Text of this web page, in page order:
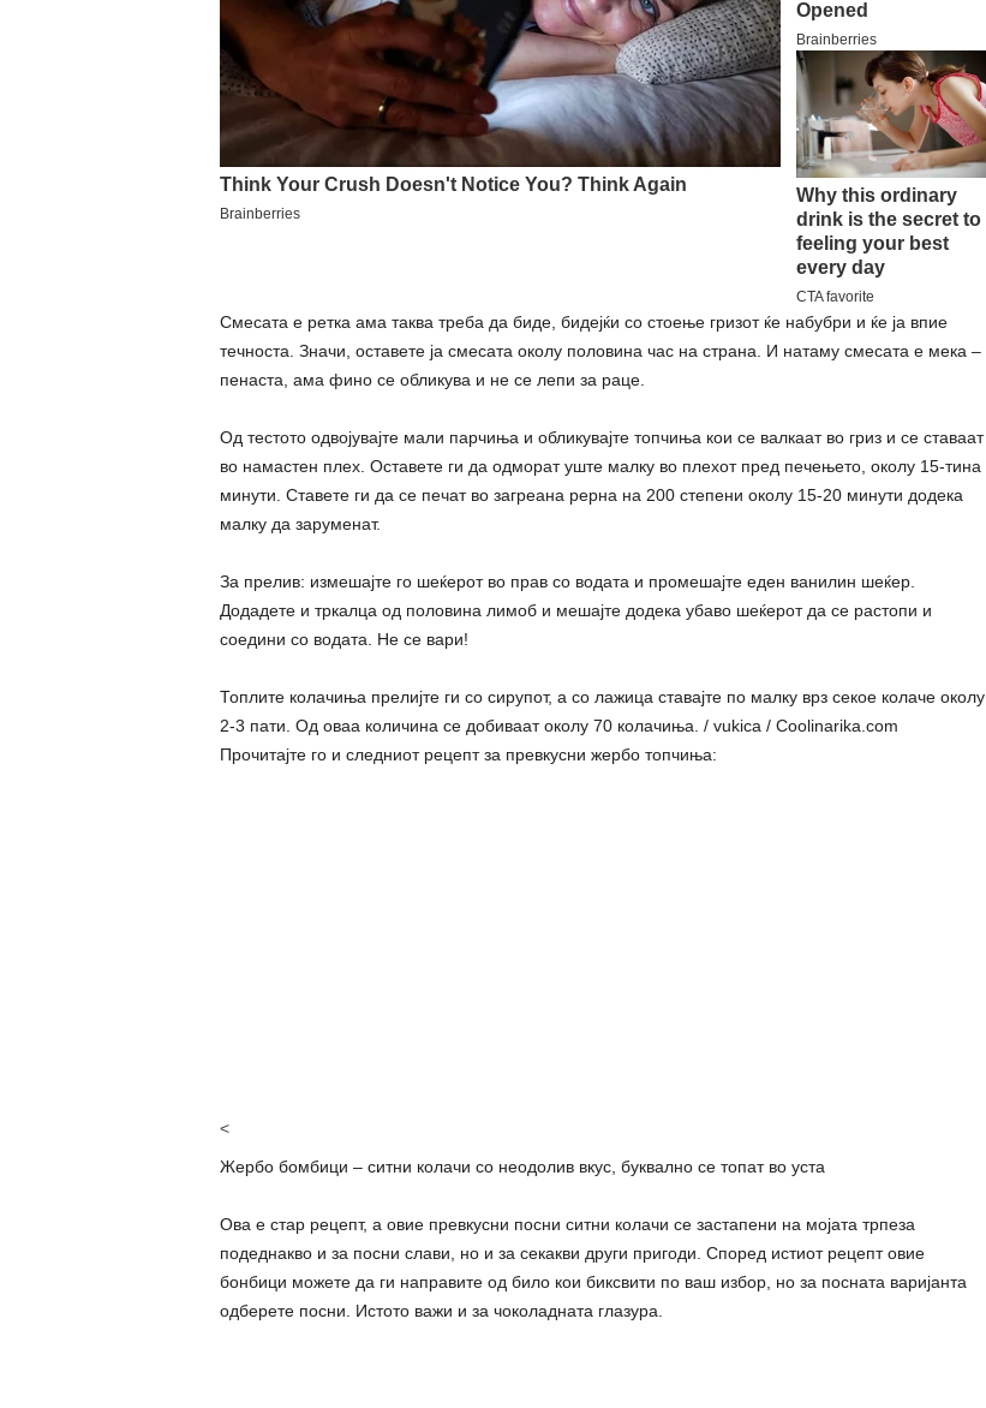
Смесата е ретка ама таква треба да биде, бидејќи со стоење гризот ќе набубри и ќе ја впие
течноста. Значи, оставете ја смесата околу половина час на страна. И натаму смесата е мека –
пенаста, ама фино се обликува и не се лепи за раце.
Од тестото одвојувајте мали парчиња и обликувајте топчиња кои се валкаат во гриз и се ставаат
во намастен плех. Оставете ги да одморат уште малку во плехот пред печењето, околу 15-тина
минути. Ставете ги да се печат во загреана рерна на 200 степени околу 15-20 минути додека
малку да заруменат.
За прелив: измешајте го шеќерот во прав со водата и промешајте еден ванилин шеќер.
Додадете и тркалца од половина лимоб и мешајте додека убаво шеќерот да се растопи и
соедини со водата. Не се вари!
Топлите колачиња прелијте ги со сирупот, а со лажица ставајте по малку врз секое колаче околу
2-3 пати. Од оваа количина се добиваат околу 70 колачиња. / vukica / Сооlinarika.com
Прочитајте го и следниот рецепт за превкусни жербо топчиња:
<
Жербо бомбици – ситни колачи со неодолив вкус, буквално се топат во уста
Ова е стар рецепт, а овие превкусни посни ситни колачи се застапени на мојата трпеза
подеднакво и за посни слави, но и за секакви други пригоди. Според истиот рецепт овие
бонбици можете да ги направите од било кои биксвити по ваш избор, но за посната варијанта
одберете посни. Истото важи и за чоколадната глазура.